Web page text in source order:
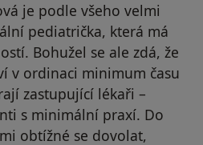
je podle všeho velmi
pediatrička, která má
Bohužel se ale zdá, že
v ordinaci minimum času
zastupující lékaři –
s minimální praxí. Do
obtížné se dovolat,